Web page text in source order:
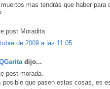
mas tendrás que haber para
post Moradita
de 2009 a las 11:05
dijo...
post morada.
posible que pasen estas cosas, es